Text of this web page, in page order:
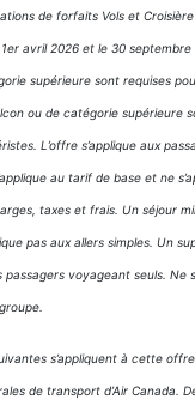
de forfaits Vols et
avril 2026 et le 30 septembre
supérieure sont requises
ou de catégorie supérieure
L’offre s’applique aux
au tarif de base et ne
taxes et frais. Un séjour
pas aux allers simples. Un
passagers voyageant seuls. Ne
s’appliquent à cette
de transport d’Air Canada.